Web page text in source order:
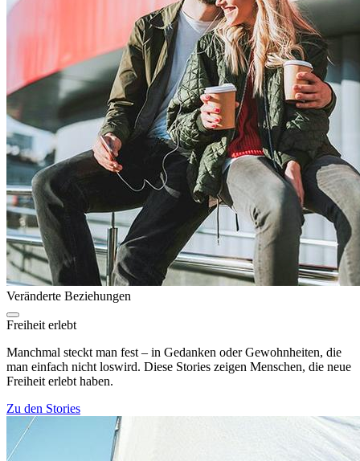
Veränderte Beziehungen
Freiheit erlebt
Manchmal steckt man fest – in Gedanken oder Gewohnheiten, die
man einfach nicht loswird. Diese Stories zeigen Menschen, die neue
Freiheit erlebt haben.
Zu den Stories